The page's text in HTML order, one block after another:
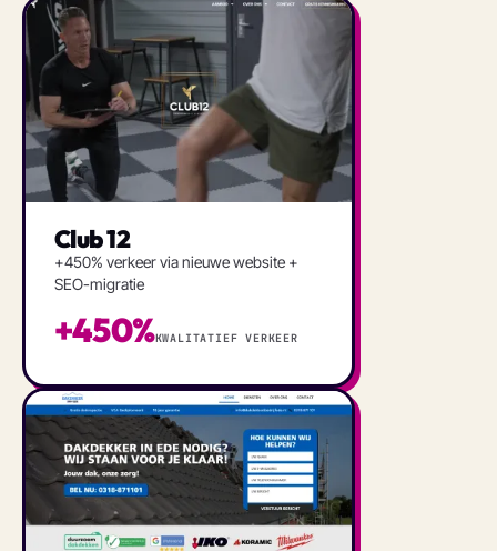
Club 12
+450% verkeer via nieuwe website +
SEO-migratie
+450%KWALITATIEF VERKEER